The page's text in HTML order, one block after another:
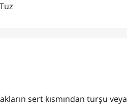
Tuz
sert kısmından turşu veya